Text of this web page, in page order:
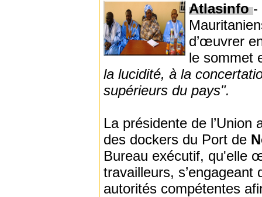
Atlasinfo-
d’œuvrer
le sommet
la lucidité, à la
supérieurs du pays".
La présidente de
des dockers du Port de
Bureau exécutif, qu'elle
travailleurs, s’engageant
autorités compétentes